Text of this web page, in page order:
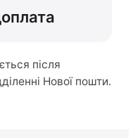
після
Нової пошти.